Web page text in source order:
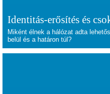
Identitás-erősítés és
Miként élnek a hálózat adta
belül és a határon túl?